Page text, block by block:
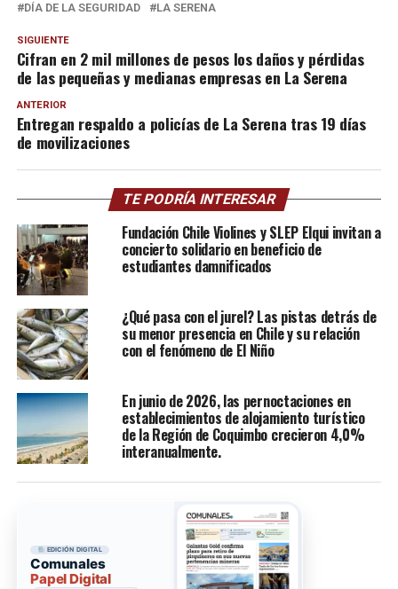
DÍA DE LA SEGURIDAD
LA SERENA
SIGUIENTE
Cifran en 2 mil millones de pesos los daños y pérdidas
de las pequeñas y medianas empresas en La Serena
ANTERIOR
Entregan respaldo a policías de La Serena tras 19 días
de movilizaciones
TE PODRÍA INTERESAR
Fundación Chile Violines y SLEP Elqui invitan a
concierto solidario en beneficio de
estudiantes damnificados
¿Qué pasa con el jurel? Las pistas detrás de
su menor presencia en Chile y su relación
con el fenómeno de El Niño
En junio de 2026, las pernoctaciones en
establecimientos de alojamiento turístico
de la Región de Coquimbo crecieron 4,0%
interanualmente.
EDICIÓN DIGITAL
Comunales
Papel Digital